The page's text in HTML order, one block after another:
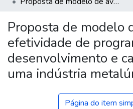
Proposta de modelo
efetividade de
desenvolvimento e
uma indústria
Página do item